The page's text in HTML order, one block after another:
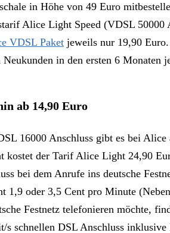
in Höhe von 49 Euro
Alice Light Speed (VDSL
VDSL Paket jeweils nur 19,90
in den ersten 6
ab 14,90 Euro
16000 Anschluss gibt es bei
kostet der Tarif Alice Light 24,90
bei dem Anrufe ins deutsche
1,9 oder 3,5 Cent pro Minute
Festnetz telefonieren möchte,
schnellen DSL Anschluss